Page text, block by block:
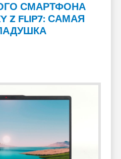
СМАРТФОНА
Z FLIP7: САМАЯ